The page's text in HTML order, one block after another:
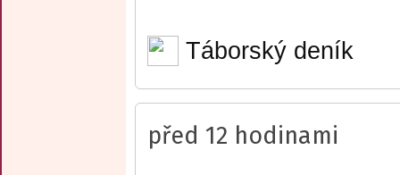
Táborský deník
před 12 hodinami